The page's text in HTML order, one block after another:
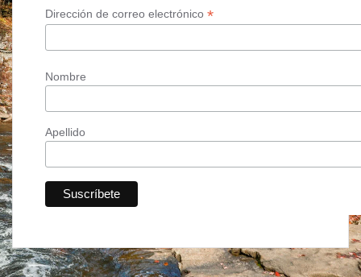
Dirección de correo electrónico *
Nombre
Apellido